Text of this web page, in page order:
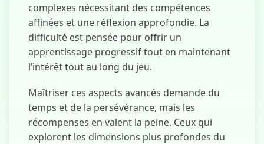
complexes nécessitant des compétences
affinées et une réflexion approfondie. La
difficulté est pensée pour offrir un
apprentissage progressif tout en maintenant
l’intérêt tout au long du jeu.
Maîtriser ces aspects avancés demande du
temps et de la persévérance, mais les
récompenses en valent la peine. Ceux qui
explorent les dimensions plus profondes du